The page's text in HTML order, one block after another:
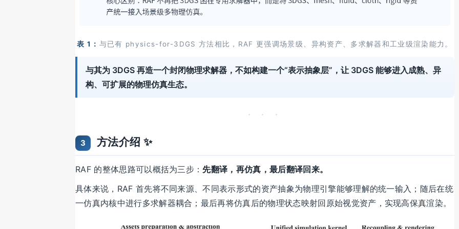
表 1： 与已有 physics-for-3DGS 方法相比，RAF 更强调场景级、异构资产、多求解器和工业级渲染能力。
与其为 3DGS 再造一个封闭物理求解器，不如构建一个“表示抽象层”，让 3DGS 能够进入成熟、异
构、可扩展的物理仿真生态。
· · ·
3 方法介绍 ✨
RAF 的整体思路可以概括为三步： 先翻译，再仿真，最后翻译回来。
具体来说，RAF 首先将不同来源、不同表示形式的资产抽象为物理引擎能够理解的统一输入；随后在统
一仿真内核中进行多求解器耦合；最后再将仿真后的物理状态映射回原始视觉资产，实现高保真渲染。